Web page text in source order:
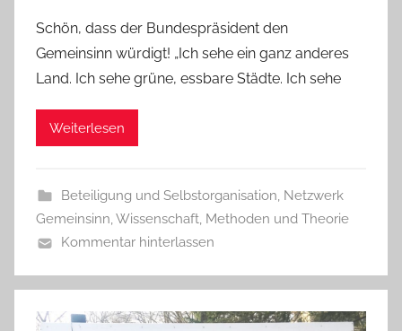
Schön, dass der Bundespräsident den
Gemeinsinn würdigt! „Ich sehe ein ganz anderes
Land. Ich sehe grüne, essbare Städte. Ich sehe
Weiterlesen
Beteiligung und Selbstorganisation, Netzwerk
Gemeinsinn,Wissenschaft, Methoden und Theorie
Kommentar hinterlassen